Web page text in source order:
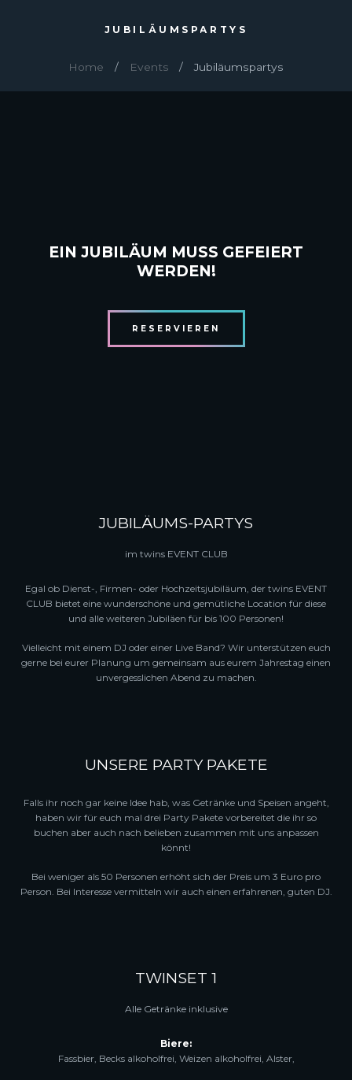
JUBILÄUMSPARTYS
Home Events Jubiläumspartys
EIN JUBILÄUM MUSS GEFEIERT
WERDEN!
RESERVIEREN
JUBILÄUMS-PARTYS
im twins EVENT CLUB
Egal ob Dienst-, Firmen- oder Hochzeitsjubiläum, der twins EVENT
CLUB bietet eine wunderschöne und gemütliche Location für diese
und alle weiteren Jubiläen für bis 100 Personen!
Vielleicht mit einem DJ oder einer Live Band? Wir unterstützen euch
gerne bei eurer Planung um gemeinsam aus eurem Jahrestag einen
unvergesslichen Abend zu machen.
UNSERE PARTY PAKETE
Falls ihr noch gar keine Idee hab, was Getränke und Speisen angeht,
haben wir für euch mal drei Party Pakete vorbereitet die ihr so
buchen aber auch nach belieben zusammen mit uns anpassen
könnt!
Bei weniger als 50 Personen erhöht sich der Preis um 3 Euro pro
Person. Bei Interesse vermitteln wir auch einen erfahrenen, guten DJ.
TWINSET 1
Alle Getränke inklusive
Biere:
Fassbier, Becks alkoholfrei, Weizen alkoholfrei, Alster,